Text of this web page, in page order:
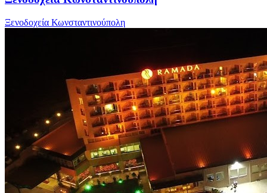
Ξενοδοχεία Κωνσταντινούπολη